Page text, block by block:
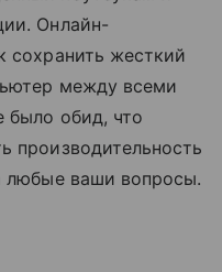
Онлайн-
сохранить жесткий
между всеми
было обид, что
производительность
любые ваши вопросы.